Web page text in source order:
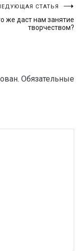
СТАТЬЯ
же даст нам занятие
творчеством?
Обязательные